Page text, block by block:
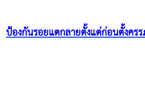
ป้องกันรอยแตกลายตั้งแต่ก่อนตั้งคร